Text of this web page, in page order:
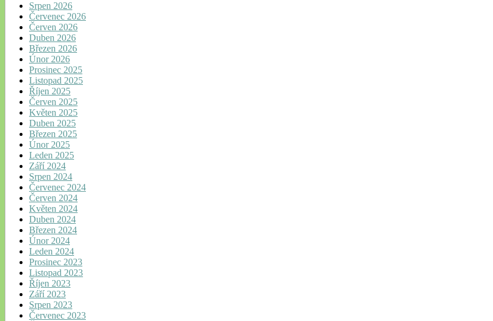
Srpen 2026
Červenec 2026
Červen 2026
Duben 2026
Březen 2026
Únor 2026
Prosinec 2025
Listopad 2025
Říjen 2025
Červen 2025
Květen 2025
Duben 2025
Březen 2025
Únor 2025
Leden 2025
Září 2024
Srpen 2024
Červenec 2024
Červen 2024
Květen 2024
Duben 2024
Březen 2024
Únor 2024
Leden 2024
Prosinec 2023
Listopad 2023
Říjen 2023
Září 2023
Srpen 2023
Červenec 2023